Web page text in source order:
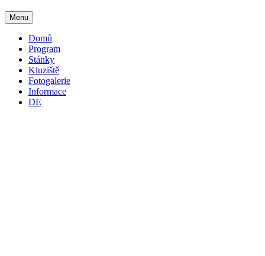
Menu
Domů
Program
Stánky
Kluziště
Fotogalerie
Informace
DE